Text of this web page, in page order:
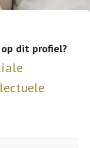
dit profiel?